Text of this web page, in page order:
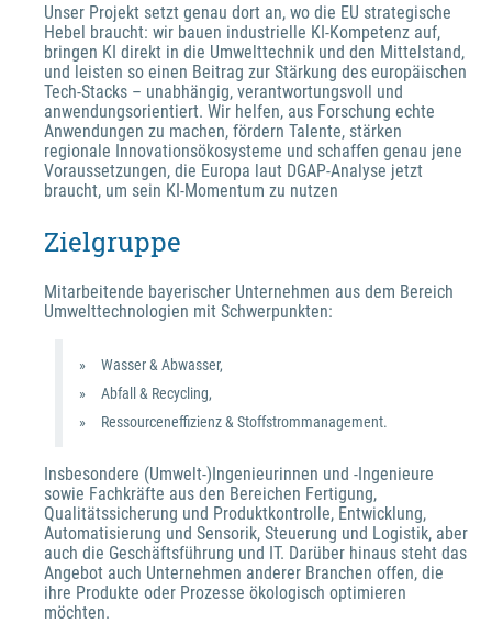
Unser Projekt setzt genau dort an, wo die EU strategische
Hebel braucht: wir bauen industrielle KI-Kompetenz auf,
bringen KI direkt in die Umwelttechnik und den Mittelstand,
und leisten so einen Beitrag zur Stärkung des europäischen
Tech-Stacks – unabhängig, verantwortungsvoll und
anwendungsorientiert. Wir helfen, aus Forschung echte
Anwendungen zu machen, fördern Talente, stärken
regionale Innovationsökosysteme und schaffen genau jene
Voraussetzungen, die Europa laut DGAP-Analyse jetzt
braucht, um sein KI-Momentum zu nutzen
Zielgruppe
Mitarbeitende bayerischer Unternehmen aus dem Bereich
Umwelttechnologien mit Schwerpunkten:
Wasser & Abwasser,
Abfall & Recycling,
Ressourceneffizienz & Stoffstrommanagement.
Insbesondere (Umwelt-)Ingenieurinnen und -Ingenieure
sowie Fachkräfte aus den Bereichen Fertigung,
Qualitätssicherung und Produktkontrolle, Entwicklung,
Automatisierung und Sensorik, Steuerung und Logistik, aber
auch die Geschäftsführung und IT. Darüber hinaus steht das
Angebot auch Unternehmen anderer Branchen offen, die
ihre Produkte oder Prozesse ökologisch optimieren
möchten.